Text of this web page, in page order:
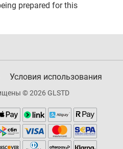
prepared for this
Условия использования
© 2026 GLSTD